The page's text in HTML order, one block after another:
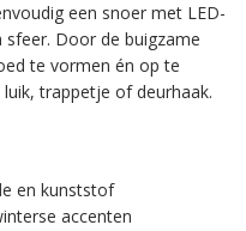
een snoer met LED-
Door de buigzame
te vormen én op te
trappetje of deurhaak.
en kunststof
accenten